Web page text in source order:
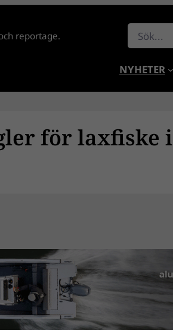
reportage. Sök
NYHETER
för laxfiske i